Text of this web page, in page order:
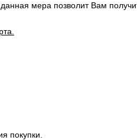
мера позволит Вам
покупки.